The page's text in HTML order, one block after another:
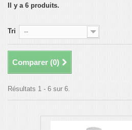
Il y a 6 produits.
Tri --
Comparer (0)
Résultats 1 - 6 sur 6.